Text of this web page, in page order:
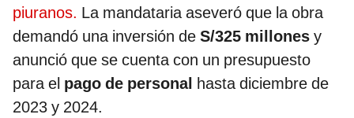
piuranos. La mandataria aseveró que la obra
demandó una inversión de S/325 millones y
anunció que se cuenta con un presupuesto
para el pago de personal hasta diciembre de
2023 y 2024.